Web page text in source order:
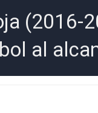
(2016-
al